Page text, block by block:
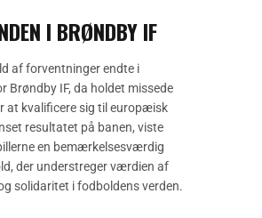
I BRØNDBY IF
af forventninger endte i
Brøndby IF, da holdet missede
at kvalificere sig til europæisk
resultatet på banen, viste
en bemærkelsesværdig
der understreger værdien af
solidaritet i fodboldens verden.